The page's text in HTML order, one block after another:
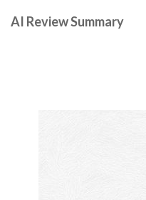
AI Review Summary